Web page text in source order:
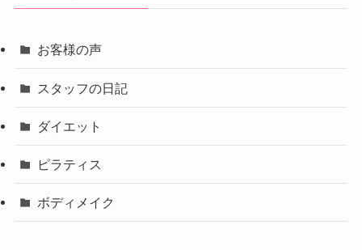
お客様の声
スタッフの日記
ダイエット
ピラティス
ボディメイク